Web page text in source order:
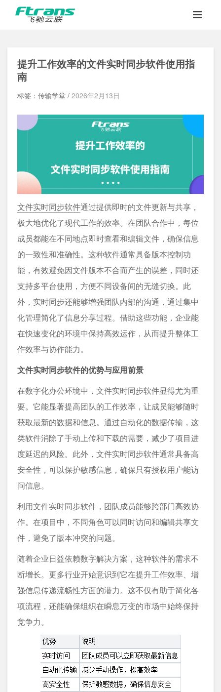
提升工作效率的文件实时同步软件使用指
南
标签：传输学堂 / 2026年2月13日
文件实时同步软件通过提供即时的文件更新与共享，
极大地优化了现代工作的效率。在团队合作中，每位
成员都能在不同地点即时查看和编辑文件，确保信息
的一致性和准确性。这种软件通常具备版本控制功
能，有效避免因文件版本不合而产生的误差，同时还
支持多平台使用，方便不同设备间的无缝切换。此
外，实时同步还能够增强团队内部的沟通，通过集中
化管理简化了信息分享过程。借助这些功能，企业能
在快速变化的环境中保持高效运作，从而提升整体工
作效率与协作能力。
文件实时同步软件的优势与应用前景
在数字化办公环境中，文件实时同步软件显得尤为重
要。它能显著提高团队的工作效率，让成员能够随时
获取最新的数据和信息。通过自动化的数据传输，这
类软件消除了手动上传和下载的需要，减少了项目进
度延迟的风险。此外，文件实时同步软件通常具备高
安全性，可以保护敏感信息，确保只有授权用户能访
问信息。
利用文件实时同步软件，团队成员能够跨部门高效协
作。在项目中，不同角色可以同时访问和编辑共享文
件，避免了版本冲突的问题。
随着企业日益依赖数字解决方案，这种软件的需求不
断增长。更多行业开始意识到它在提升工作效率、增
强信息传递流畅性方面的潜力。这不仅有助于简化各
项流程，还能确保组织在瞬息万变的市场中始终保持
竞争力。